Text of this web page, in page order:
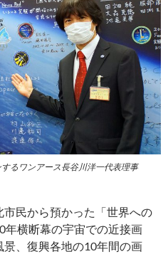
るワンアース長谷川洋一代表理事
市民から預かった「世界への
年横断幕の宇宙での近接画
、復興各地の10年間の画